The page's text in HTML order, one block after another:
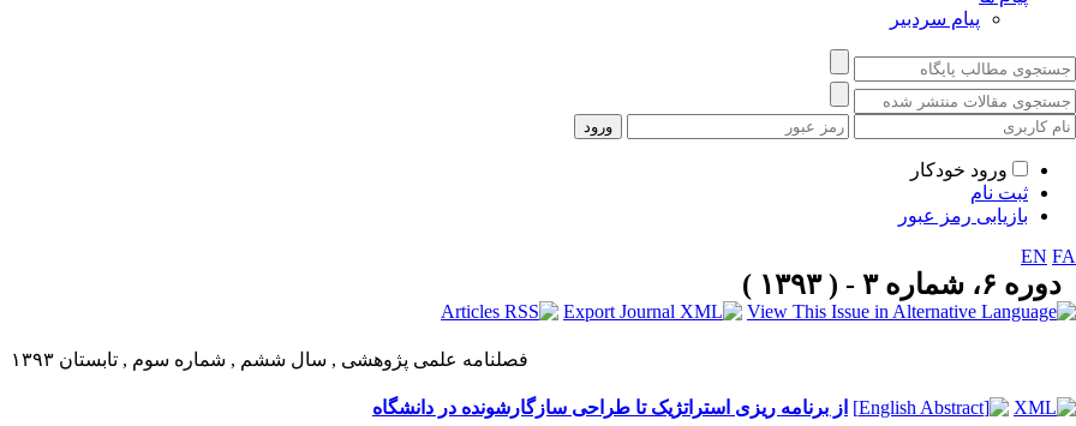
پیام سردبیر
ورود خودکار
ثبت نام
بازیابی رمز عبور
EN FA
دوره ۶، شماره ۳ - ( ۱۳۹۳ )
فصلنامه علمی پژوهشی , سال ششم , شماره سوم , تابستان ۱۳۹۳
از برنامه ریزی استراتژیک تا طراحی سازگارشونده در دانشگاه